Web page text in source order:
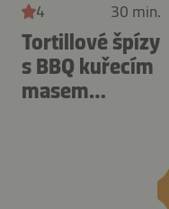
4 30 min.
Tortillové špízy
s BBQ kuřecím
masem